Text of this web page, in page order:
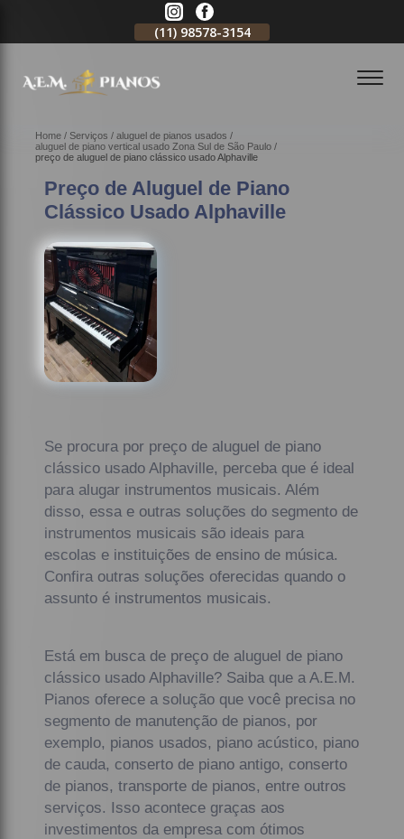
(11)98578-3150
Home Serviços
aluguel de pianos usados
aluguel de piano vertical usado Zona Sul de São Paulo
preço de aluguel de piano clássico usado Alphaville
Preço de Aluguel de Piano
Clássico Usado Alphaville
Se procura por preço de aluguel de piano
clássico usado Alphaville, perceba que é ideal
para alugar instrumentos musicais. Além
disso, essa e outras soluções do segmento de
instrumentos musicais são ideais para
escolas e instituições de ensino de música.
Confira outras soluções oferecidas quando o
assunto é instrumentos musicais.
Está em busca de preço de aluguel de piano
clássico usado Alphaville? Saiba que a A.E.M.
Pianos oferece a solução que você precisa no
segmento de manutenção de pianos, por
exemplo, pianos usados, piano acústico, piano
de cauda, conserto de piano antigo, conserto
de pianos, transporte de pianos, entre outros
serviços. Isso acontece graças aos
investimentos da empresa com ótimos